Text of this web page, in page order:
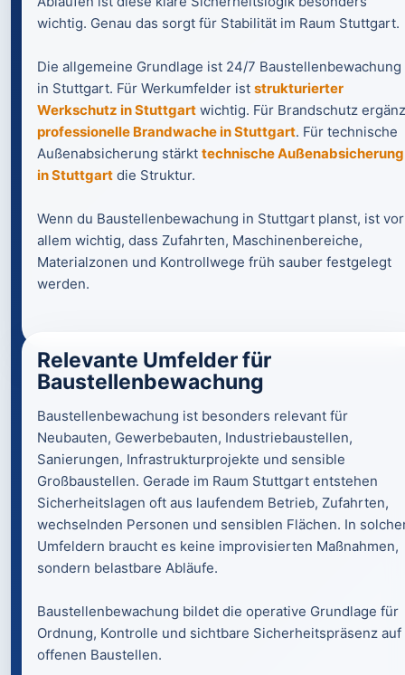
wichtig. Genau das sorgt für Stabilität im Raum Stuttgart.
Die allgemeine Grundlage ist 24/7 Baustellenbewachung
in Stuttgart. Für Werkumfelder ist strukturierter
Werkschutz in Stuttgart wichtig. Für Brandschutz
professionelle Brandwache in Stuttgart. Für technische
Außenabsicherung stärkt technische Außenabsicherung
in Stuttgart die Struktur.
Wenn du Baustellenbewachung in Stuttgart planst, ist vor
allem wichtig, dass Zufahrten, Maschinenbereiche,
Materialzonen und Kontrollwege früh sauber festgelegt
werden.
Relevante Umfelder für
Baustellenbewachung
Baustellenbewachung ist besonders relevant für
Neubauten, Gewerbebauten, Industriebaustellen,
Sanierungen, Infrastrukturprojekte und sensible
Großbaustellen. Gerade im Raum Stuttgart entstehen
Sicherheitslagen oft aus laufendem Betrieb, Zufahrten,
wechselnden Personen und sensiblen Flächen. In
Umfeldern braucht es keine improvisierten Maßnahmen,
sondern belastbare Abläufe.
Baustellenbewachung bildet die operative Grundlage für
Ordnung, Kontrolle und sichtbare Sicherheitspräsenz auf
offenen Baustellen.